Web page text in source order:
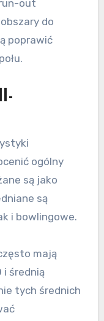
out
do
poprawić
ogólny
są jako
są
i bowlingowe.
mają
średnią
tych średnich